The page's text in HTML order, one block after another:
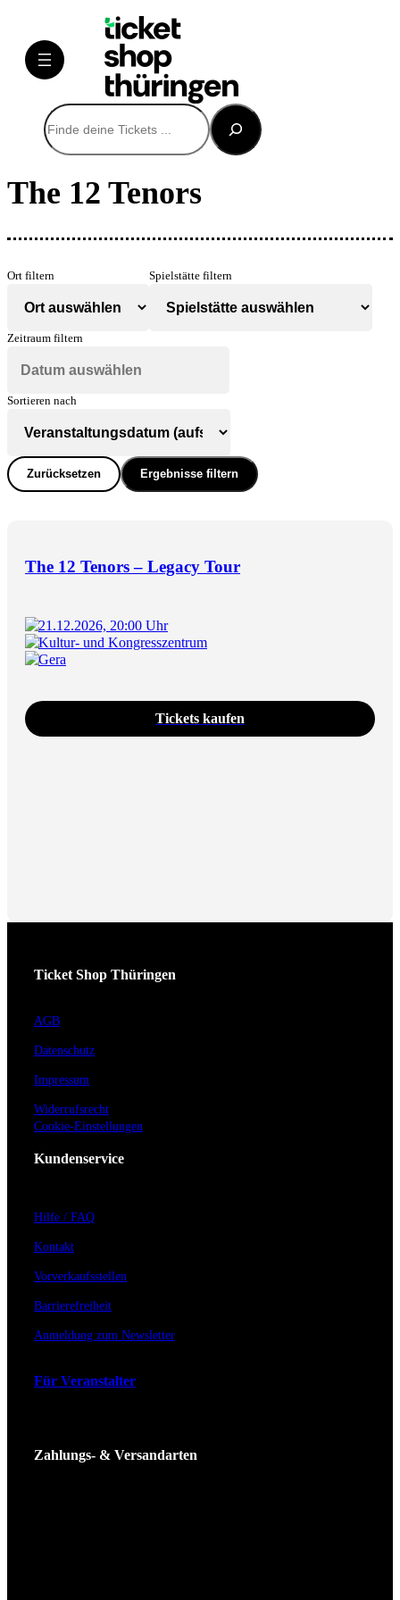
Suchen
The 12 Tenors
Ort filtern Spielstätte filtern
Zeitraum filtern
Sortieren nach
Zurücksetzen Ergebnisse filtern
The 12 Tenors – Legacy Tour
21.12.2026, 20:00 Uhr
Kultur- und Kongresszentrum
Gera
Tickets kaufen
Ticket Shop Thüringen
AGB
Datenschutz
Impressum
Widerrufsrecht
Cookie-Einstellungen
Kundenservice
Hilfe / FAQ
Kontakt
Vorverkaufsstellen
Barrierefreiheit
Anmeldung zum Newsletter
Für Veranstalter
Zahlungs- & Versandarten